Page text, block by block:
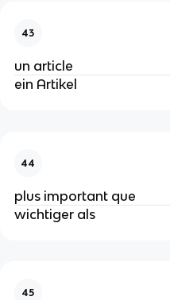
43
un article
ein Artikel
44
plus important que
wichtiger als
45